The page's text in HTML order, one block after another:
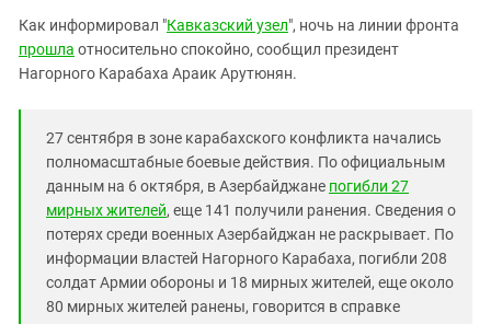
Чечня
Южная Осетия
Как информировал "Кавказский узел", ночь на линии фронта
прошла относительно спокойно, сообщил президент
Нагорного Карабаха Араик Арутюнян.
27 сентября в зоне карабахского конфликта начались
полномасштабные боевые действия. По официальным
данным на 6 октября, в Азербайджане погибли 27
мирных жителей, еще 141 получили ранения. Сведения о
потерях среди военных Азербайджан не раскрывает. По
информации властей Нагорного Карабаха, погибли 208
солдат Армии обороны и 18 мирных жителей, еще около
80 мирных жителей ранены, говорится в справке